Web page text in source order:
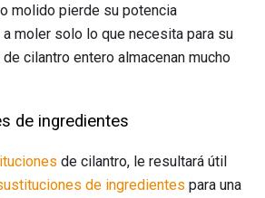
molido pierde su potencia
moler solo lo que necesita para su
cilantro entero almacenan mucho
de ingredientes
de cilantro, le resultará útil
de ingredientes para una